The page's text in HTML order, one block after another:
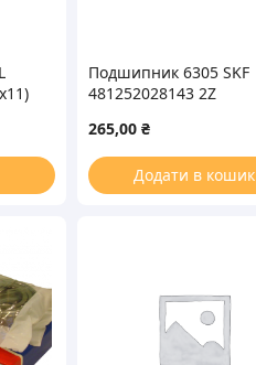
Подшипник 6305 SKF
481252028143 2Z
265,00₴
Додати в кошик